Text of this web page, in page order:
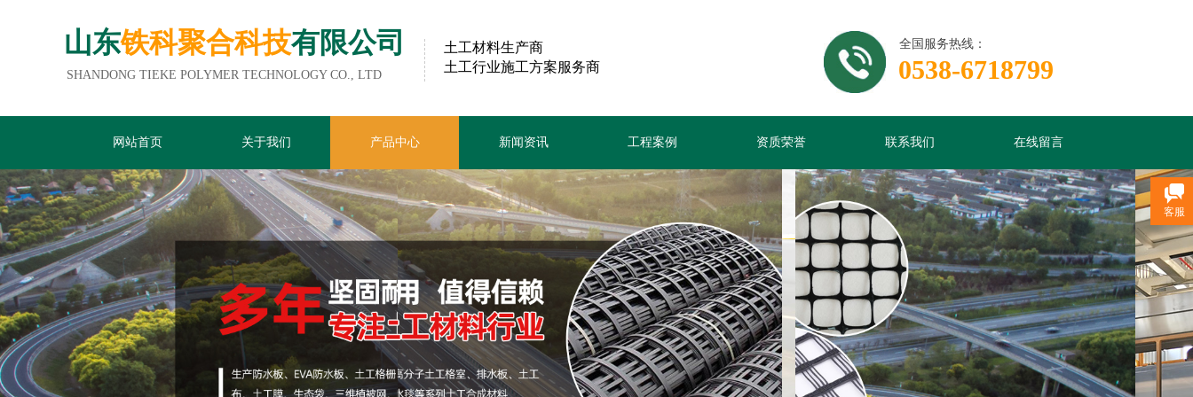
山东铁科聚合科技有限公司 全国服务热线：
土工材料生产商
土工行业施工方案服务商
0538-6718799
SHANDONG TIEKE POLYMER TECHNOLOGY CO., LTD
网站首页 关于我们 产品中心 新闻资讯 工程案例 资质荣誉 联系我们 在线留言
客服